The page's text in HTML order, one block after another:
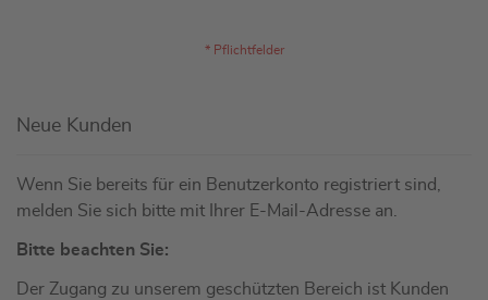
Neue Kunden
Wenn Sie bereits für ein Benutzerkonto registriert sind,
melden Sie sich bitte mit Ihrer E-Mail-Adresse an.
Bitte beachten Sie:
Der Zugang zu unserem geschützten Bereich ist Kunden